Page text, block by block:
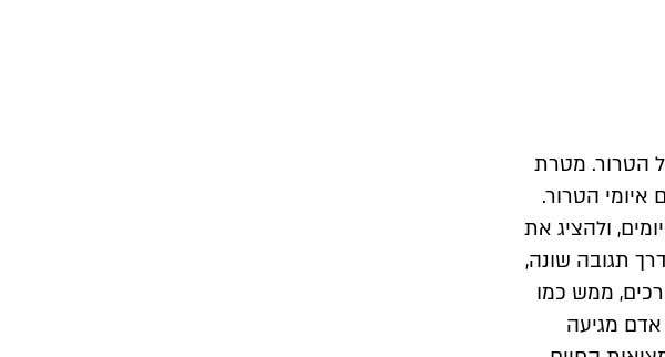
הטרור. מטרת
הטרור.
ולהציג את
תגובה שונה,
ממש כמו
מגיעה